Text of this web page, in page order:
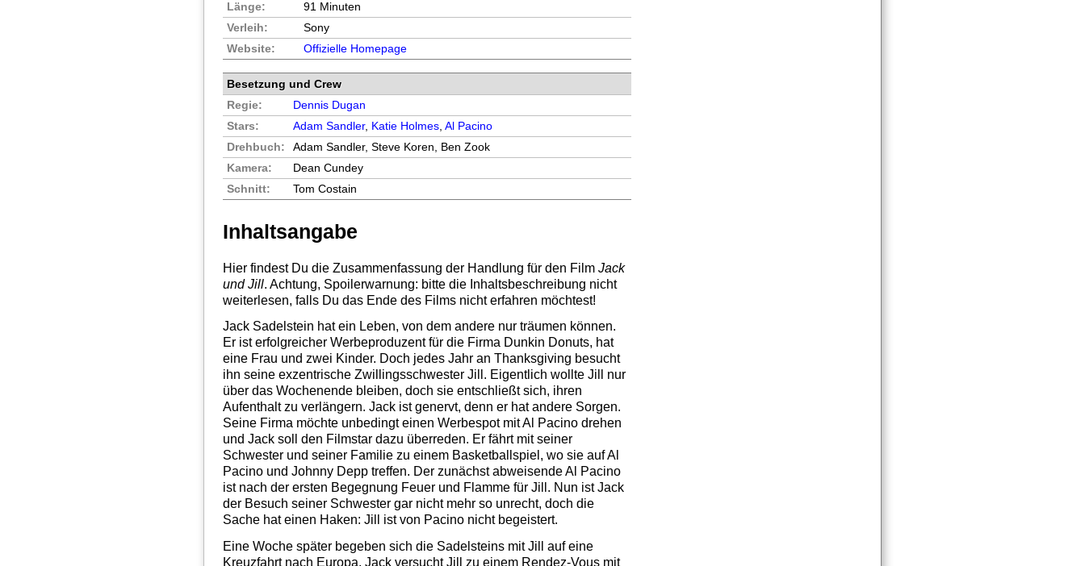
Länge:
91 Minuten
Verleih:
Sony
Website:
Offizielle Homepage
Besetzung und Crew
Regie:
Dennis Dugan
Stars:
Adam Sandler, Katie Holmes,Al Pacino
Drehbuch:
Adam Sandler, Steve Koren, Ben Zook
Kamera:
Dean Cundey
Schnitt:
Tom Costain
Inhaltsangabe
Hier findest Du die Zusammenfassung der Handlung für den FilmJack
und Jill. Achtung, Spoilerwarnung: bitte die Inhaltsbeschreibung nicht
weiterlesen, falls Du das Ende des Films nicht erfahren möchtest!
Jack Sadelstein hat ein Leben, von dem andere nur träumen können.
Er ist erfolgreicher Werbeproduzent für die Firma Dunkin Donuts, hat
eine Frau und zwei Kinder. Doch jedes Jahr an Thanksgiving besucht
ihn seine exzentrische Zwillingsschwester Jill. Eigentlich wollte Jill nur
über das Wochenende bleiben, doch sie entschließt sich, ihren
Aufenthalt zu verlängern. Jack ist genervt, denn er hat andere Sorgen.
Seine Firma möchte unbedingt einen Werbespot mit Al Pacino drehen
und Jack soll den Filmstar dazu überreden. Er fährt mit seiner
Schwester und seiner Familie zu einem Basketballspiel, wo sie auf Al
Pacino und Johnny Depp treffen. Der zunächst abweisende Al Pacino
ist nach der ersten Begegnung Feuer und Flamme für Jill. Nun ist Jack
der Besuch seiner Schwester gar nicht mehr so unrecht, doch die
Sache hat einen Haken: Jill ist von Pacino nicht begeistert.
Eine Woche später begeben sich die Sadelsteins mit Jill auf eine
Kreuzfahrt nach Europa. Jack versucht Jill zu einem Rendez-Vous mit